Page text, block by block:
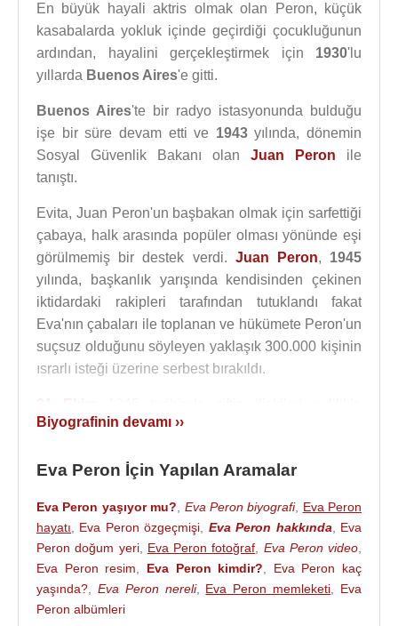
En büyük hayali aktris olmak olan Peron, küçük
kasabalarda yokluk içinde geçirdiği çocukluğunun
ardından, hayalini gerçekleştirmek için 1930'lu
yıllarda Buenos Aires'e gitti.
Buenos Aires'te bir radyo istasyonunda bulduğu
işe bir süre devam etti ve 1943yılında, dönemin
Sosyal Güvenlik Bakanı olan Juan Peron ile
tanıştı.
Evita, Juan Peron'un başbakan olmak için sarfettiği
çabaya, halk arasında popüler olması yönünde eşi
görülmemiş bir destek verdi. Juan Peron, 1945
yılında, başkanlık yarışında kendisinden çekinen
iktidardaki rakipleri tarafından tutuklandı fakat
Eva'nın çabaları ile toplanan ve hükümete Peron'un
suçsuz olduğunu söyleyen yaklaşık 300.000 kişinin
ısrarlı isteği üzerine serbest bırakıldı.
sonuçlandı.Juan Peron
desteği artarak devam etti. Daha sonra
sözleri tutarak, ücretlerin arttırılması ve daha iyi
sosyal standartlar konularında çalışmalar yaptı.
1951yılına gelindiğinde, Evita başkan yardımcısı
olmak için adaylığını düşünmeye başladı. Hükumet
içinde gittikçe artan bir güce sahip olmaya başlayan
Biyografinin devamı ››
Eva Peron İçin Yapılan Aramalar
Eva Peron yaşıyor mu? Eva Peron biyografi, Eva Peron
hayatı
Eva Peron özgeçmişi Eva Peron hakkında
Eva
Peron doğum yeri, Eva Peron fotoğraf Eva Peron video
Eva Peron resim
Eva Peron kimdir?
Eva Peron kaç
yaşında?
Eva Peron nereli, Eva Peron memleketi
Eva
Peron albümleri